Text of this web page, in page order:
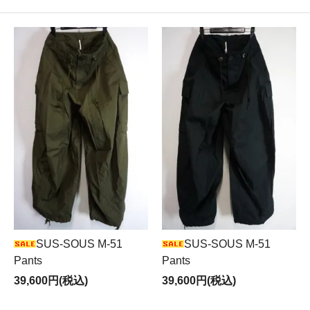
SUS-SOUS M-51
Pants
39,600円(税込)
SUS-SOUS M-51
Pants
39,600円(税込)